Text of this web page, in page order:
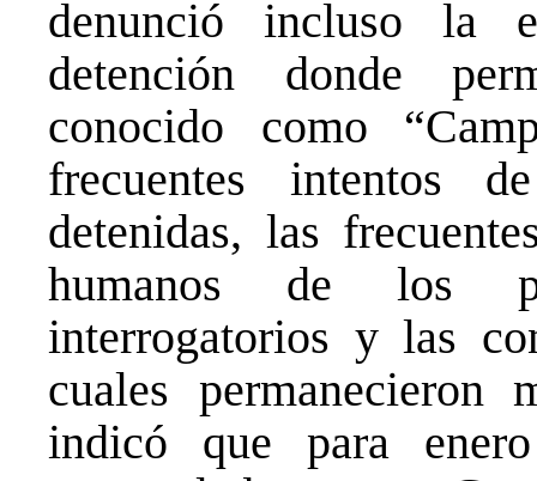
denunció incluso la
detención donde
conocido como
frecuentes intentos
detenidas, las
humanos de los
interrogatorios y las
cuales permanecieron
indicó que para